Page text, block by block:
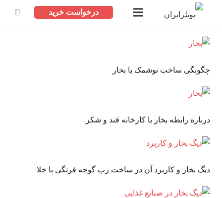
درخواست خرید
چگونگی ساخت نوشمک با بخار
درباره رابطه بخار با کارخانه قند و شکر
دیگ بخار و کاربرد آن در ساخت رب گوجه فرنگی با خلا